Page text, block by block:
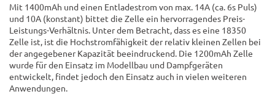
Mit 1400mAh und einen Entladestrom von max. 14A (ca. 6s Puls)
und 10A (konstant) bittet die Zelle ein hervorragendes Preis-
Leistungs-Verhältnis. Unter dem Betracht, dass es eine 18350
Zelle ist, ist die Hochstromfähigkeit der relativ kleinen Zellen bei
der angegebener Kapazität beeindruckend. Die 1200mAh Zelle
wurde für den Einsatz im Modellbau und Dampfgeräten
entwickelt, findet jedoch den Einsatz auch in vielen weiteren
Anwendungen.